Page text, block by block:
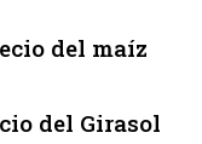
del maíz
del Girasol